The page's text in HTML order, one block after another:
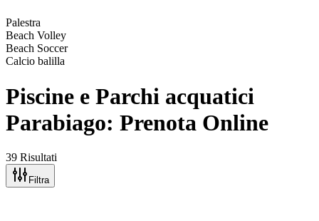
Palestra
Beach Volley
Beach Soccer
Calcio balilla
Piscine e Parchi acquatici
Parabiago: Prenota Online
39 Risultati
Filtra